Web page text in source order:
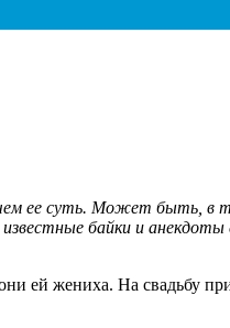
ее суть. Может быть, в
байки и
жениха. На свадьбу